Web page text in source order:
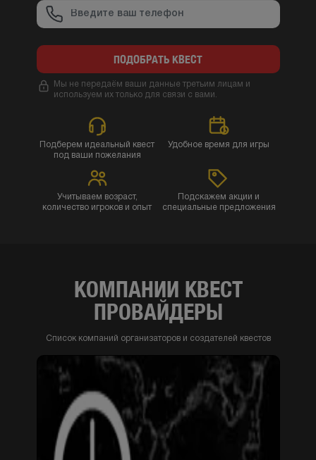
ПОДОБРАТЬ КВЕСТ
Мы не передаём ваши данные третьим лицам и
используем их только для связи с вами.
Подберем идеальный квест
под ваши пожелания
Удобное время для игры
Учитываем возраст,
количество игроков и опыт
Подскажем акции и
специальные предложения
КОМПАНИИ КВЕСТ
ПРОВАЙДЕРЫ
Список компаний организаторов и создателей квестов